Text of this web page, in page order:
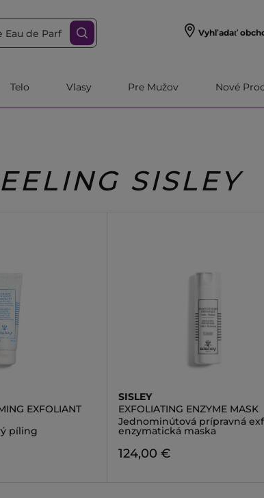
Vyhľadať
Telo Vlasy Pre Mužov Nové
SISLEY
EXFOLIANT
píling
SISLEY
EXFOLIATING ENZYME MASK
Jednominútová prípravná
enzymatická maska
124,00 €